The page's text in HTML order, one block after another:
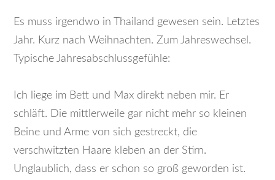
Es muss irgendwo in Thailand gewesen sein. Letztes
Jahr. Kurz nach Weihnachten. Zum Jahreswechsel.
Typische Jahresabschlussgefühle:
Ich liege im Bett und Max direkt neben mir. Er
schläft. Die mittlerweile gar nicht mehr so kleinen
Beine und Arme von sich gestreckt, die
verschwitzten Haare kleben an der Stirn.
Unglaublich, dass er schon so groß geworden ist.